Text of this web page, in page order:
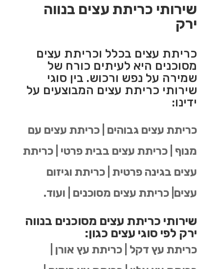
שירותי כריתת עצים בנווה
ירק
כריתת עצים בכלל וכריתת עצים
מסוכנים היא לעיתים כורח של
שמירה על נפש ורכוש. בין סוגי
שירותי כריתת עצים המבוצעים על
ידינו:
כריתת עצים גבוהים | כריתת עצים עם
מנוף | כריתת עצים בבית פרטי | כריתת
עצים בגינה פרטית | כריתת וגיזום
עצים| כריתת עצים מסוכנים | ועוד.
שירותי כריתת עצים מסוכנים בנווה
ירק לפי סוגי עצים כגון:
כריתת עץ דקל | כריתת עץ אורן |